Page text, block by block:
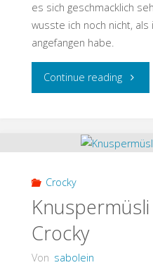
es sich geschmacklich
wusste ich noch nicht,
angefangen habe.
Continue reading
Huhn
Crocky"
Crocky
Crocky
Von sabolein